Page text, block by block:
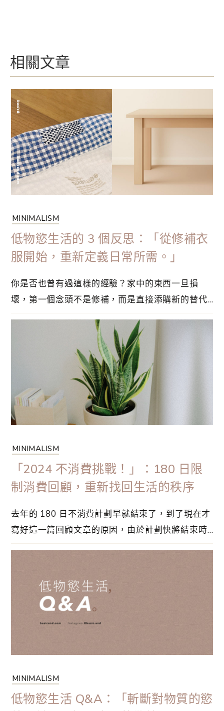
相關文章
MINIMALISM
低物慾生活的 3 個反思：「從修補衣
服開始，重新定義日常所需。」
你是否也曾有過這樣的經驗？家中的東西一旦損
壞，第一個念頭不是修補，而是直接添購新的替代
面上的新商品充滿好奇與渴望。在消費至上的時
代，快速汰舊換新彷彿成了理所當然的生活方式。
然而，回過頭來想想，為了過好每一天，我們真的
需要那麼多東西嗎？也許，重新審視我們與物品的
關係⋯
MINIMALISM
「2024 不消費挑戰！」：180 日限
制消費回顧，重新找回生活的秩序
去年的 180 日不消費計劃早就結束了，到了現在才
寫好這一篇回顧文章的原因，由於計劃快將結束時
享最近的斷捨離成果。去年訂立的 180 日不消費挑
戰，已經結束了一段時間，是時候談談這次的心
得。在正式開始之前，訂下可買與不可買⋯
MINIMALISM
低物慾生活 Q&A：「斬斷對物質的慾